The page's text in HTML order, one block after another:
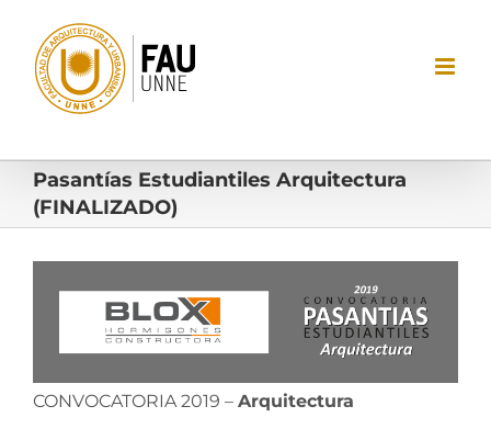
contenido
Pasantías Estudiantiles Arquitectura
(FINALIZADO)
imagen
grande
CONVOCATORIA 2019 – Arquitectura